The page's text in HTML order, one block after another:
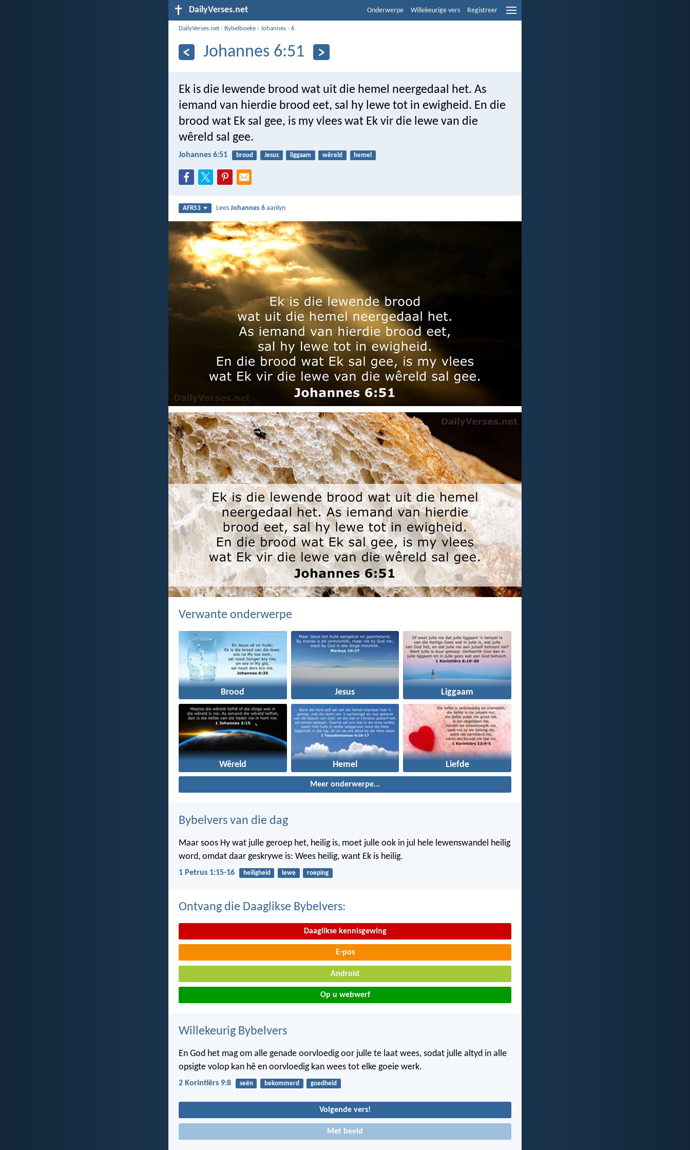
DailyVerses.net Onderwerpe Willekeurige vers Registreer
DailyVerses.net › Bybelboeke ›Johannes ›6
Johannes 6:51
Ek is die lewende brood wat uit die hemel neergedaal het. As
iemand van hierdie brood eet, sal hy lewe tot in ewigheid. En die
brood wat Ek sal gee, is my vlees wat Ek vir die lewe van die
wêreld sal gee.
Johannes 6:51 brood Jesus liggaam wêreld hemel
AFR53 LeesJohannes 6 aanlyn
Verwante onderwerpe
Brood Jesus Liggaam
Wêreld Hemel Liefde
Meer onderwerpe...
Bybelvers van die dag
Maar soos Hy wat julle geroep het, heilig is, moet julle ook in jul hele lewenswandel heilig
word, omdat daar geskrywe is: Wees heilig, want Ek is heilig.
1 Petrus 1:15-16 heiligheid lewe roeping
Ontvang die Daaglikse Bybelvers:
Daaglikse kennisgewing
E-pos
Android
Op u webwerf
Willekeurig Bybelvers
En God het mag om alle genade oorvloedig oor julle te laat wees, sodat julle altyd in alle
opsigte volop kan hê en oorvloedig kan wees tot elke goeie werk.
2 Korintiërs 9:8 seën bekommerd goedheid
Volgende vers!
Met beeld